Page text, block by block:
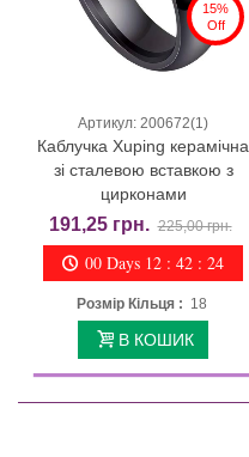
15%
Off
Артикул: 200672(1)
Каблучка Xuping керамічна
зі сталевою вставкою з
цирконами
191,25 грн. 225,00 грн.
00 Days 12 : 42 : 23
Розмір Кільця : 18
В КОШИК